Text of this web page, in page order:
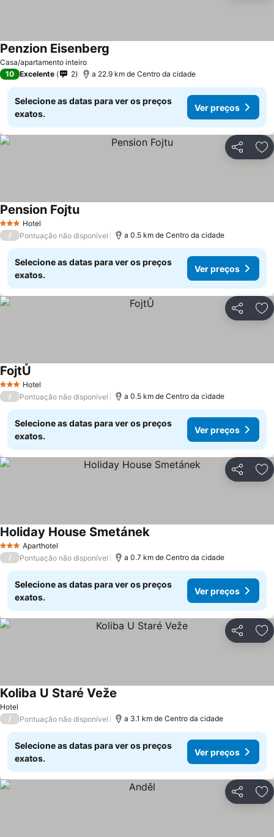
Casa/apartamento inteiro
Penzion Eisenberg
10 Excelente 2 a 22.9 km de Centro da cidade
Selecione as datas para ver os preços
exatos.
Ver preços
Partilhar
3 EstrelasHotel
Pension FojtuVer preços
/ Pontuação não disponível a 0.5 km de Centro da cidade
Selecione as datas para ver os preços
exatos.
Ver preços
Partilhar
3 EstrelasHotel
FojtŮ
/ Pontuação não disponível a 0.5 km de Centro da cidade
Selecione as datas para ver os preços
exatos.
Ver preços
Partilhar
3 EstrelasAparthotel
Holiday House SmetánekVer preços
/ Pontuação não disponível a 0.7 km de Centro da cidade
Selecione as datas para ver os preços
exatos.
Ver preços
Partilhar
Hotel
Koliba U Staré Veže
/ Pontuação não disponível a 3.1 km de Centro da cidade
Selecione as datas para ver os preços
exatos.
Ver preços
Partilhar